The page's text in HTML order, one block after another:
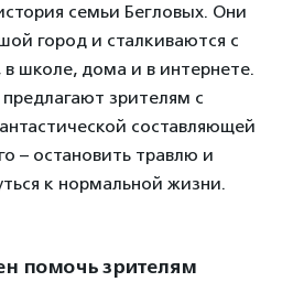
семьи Бегловых. Они
город и сталкиваются с
в школе, дома и в интернете.
зрителям с
составляющей
– остановить травлю и
к нормальной жизни.
помочь зрителям